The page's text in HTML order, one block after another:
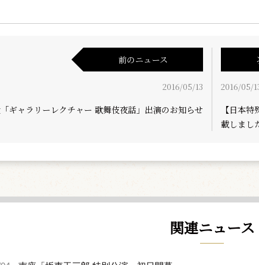
前のニュース
2016/05/13
ギャラリーレクチャー 歌舞伎夜話」出演のお知らせ
2016/05/
【日本
載しまし
関連ニュース